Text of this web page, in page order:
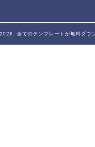
全てのテンプレートが無料ダウ